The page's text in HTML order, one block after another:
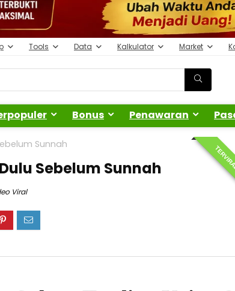
Tools Data Kalkulator Market
Bonus Penawaran
Sunnah
Sebelum Sunnah
Viral